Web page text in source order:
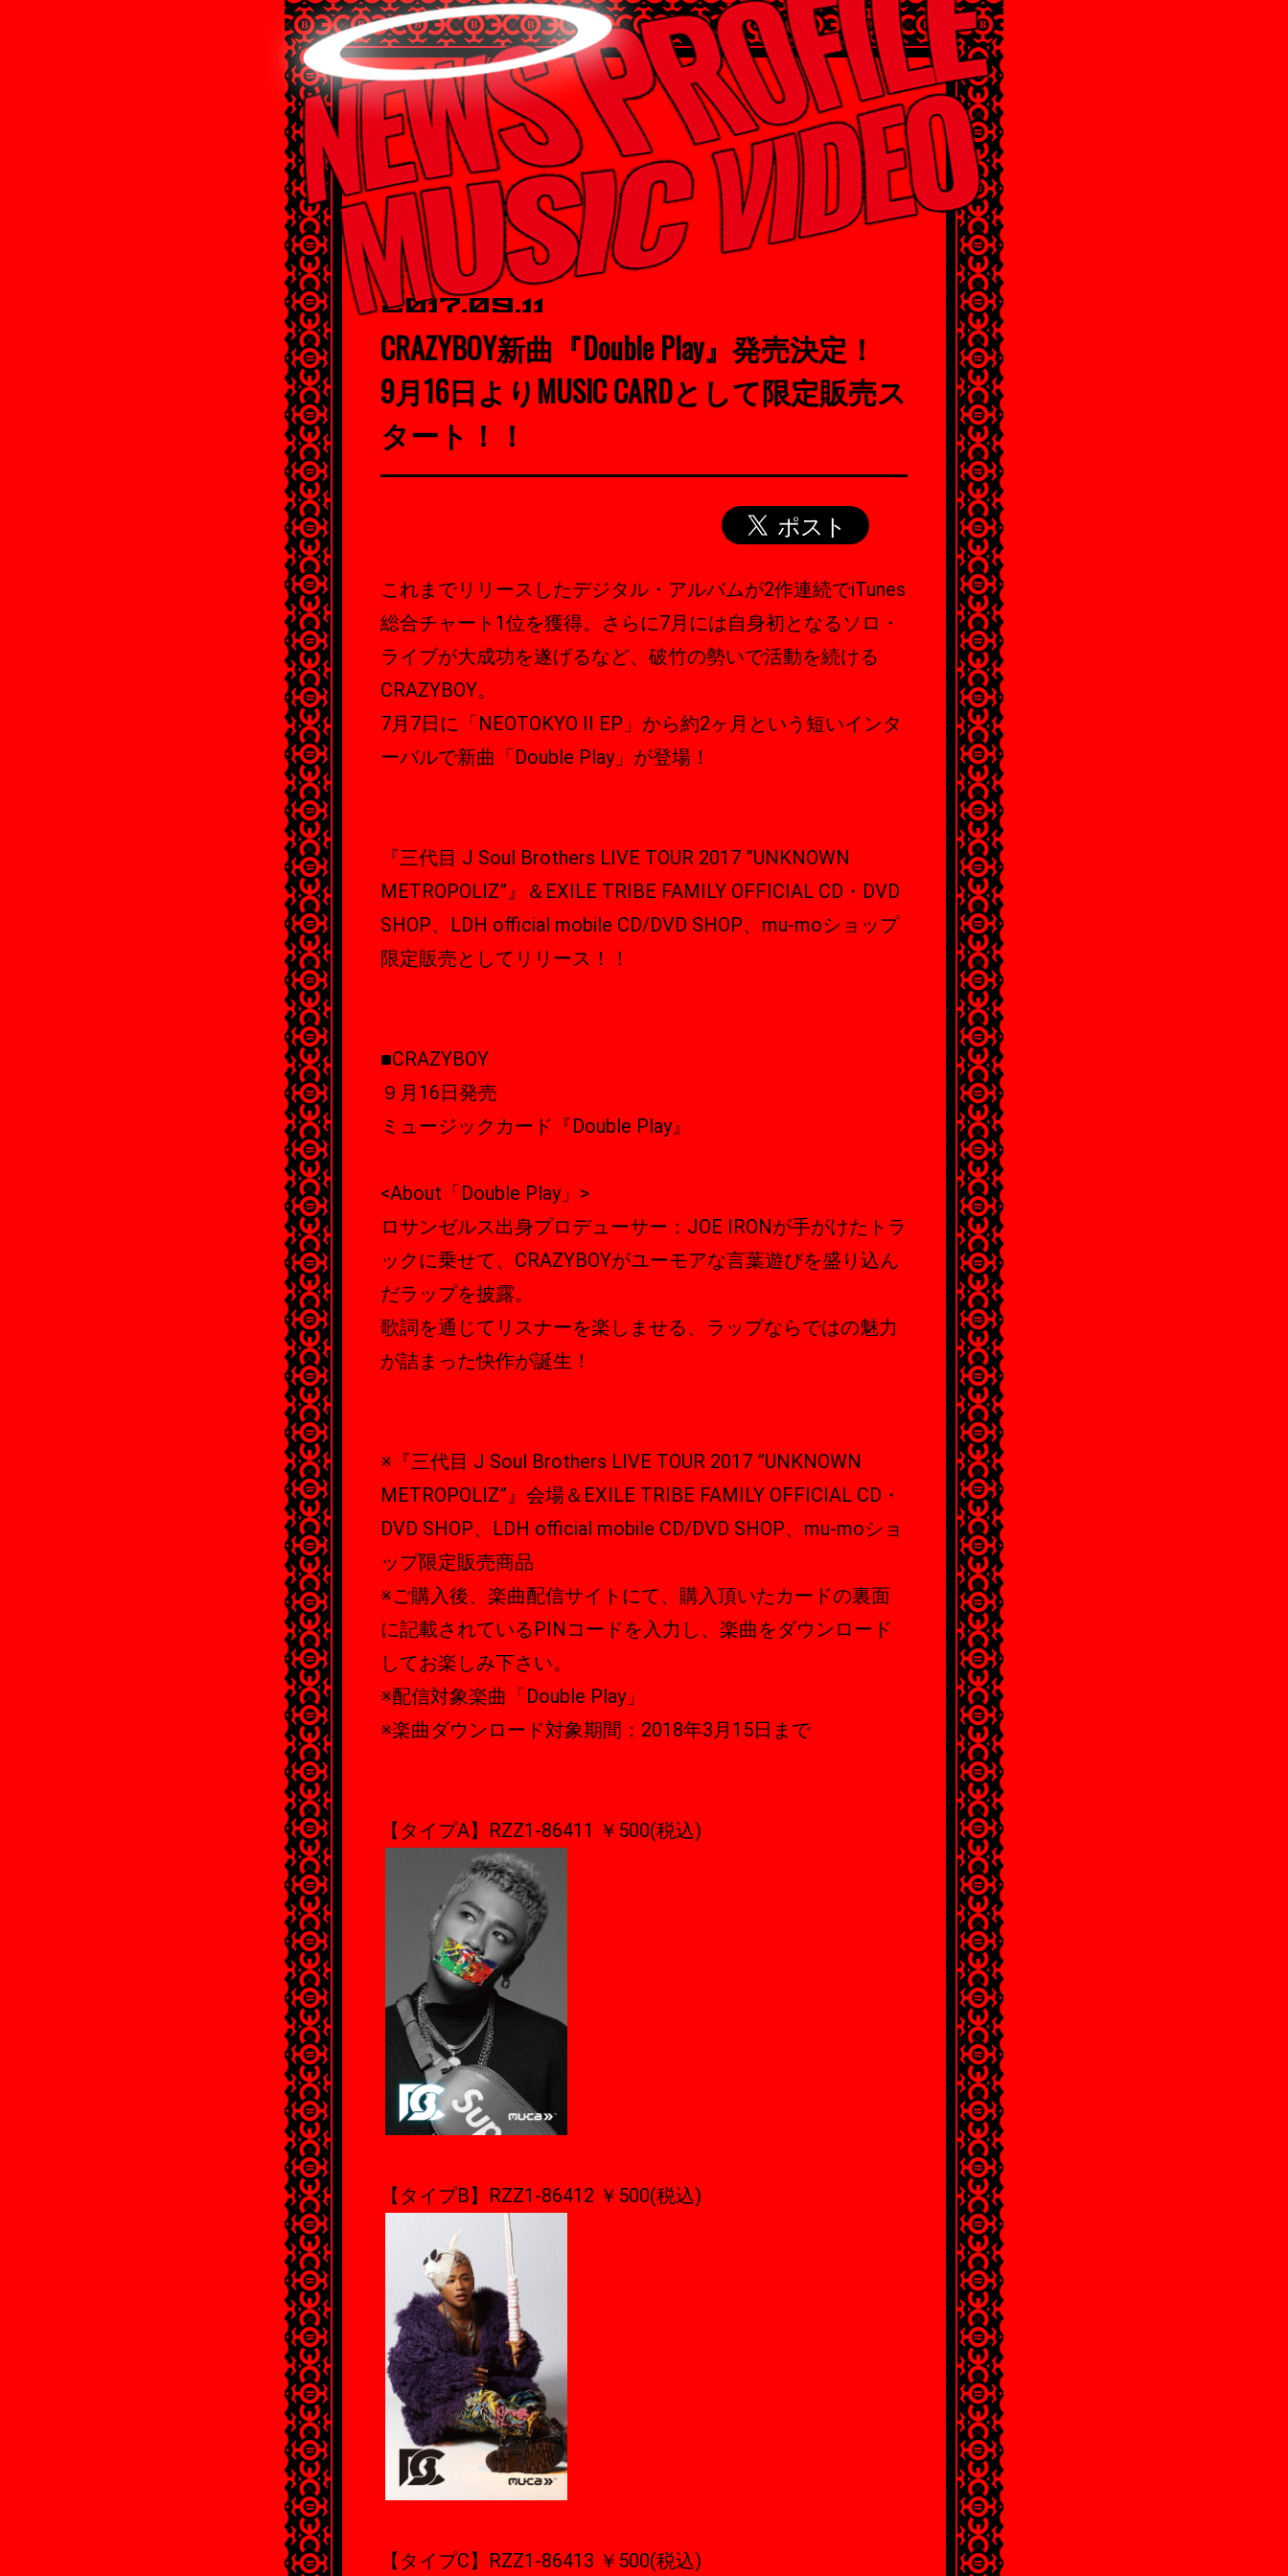
2017.09.11
CRAZYBOY新曲『Double Play』発売決定！
9月16日よりMUSIC CARDとして限定販売ス
タート！！
これまでリリースしたデジタル・アルバムが2作連続でiTunes
総合チャート1位を獲得。さらに7月には自身初となるソロ・
ライブが大成功を遂げるなど、破竹の勢いで活動を続ける
CRAZYBOY。
7月7日に「NEOTOKYO II EP」から約2ヶ月という短いインタ
ーバルで新曲「Double Play」が登場！
『三代目 J Soul Brothers LIVE TOUR 2017 ”UNKNOWN
METROPOLIZ”』＆EXILE TRIBE FAMILY OFFICIAL CD・DVD
SHOP、LDH official mobile CD/DVD SHOP、mu-moショップ
限定販売としてリリース！！
■CRAZYBOY
９月16日発売
ミュージックカード『Double Play』
<About「Double Play」>
ロサンゼルス出身プロデューサー：JOE IRONが手がけたトラ
ックに乗せて、CRAZYBOYがユーモアな言葉遊びを盛り込ん
だラップを披露。
歌詞を通じてリスナーを楽しませる、ラップならではの魅力
が詰まった快作が誕生！
※『三代目 J Soul Brothers LIVE TOUR 2017 ”UNKNOWN
METROPOLIZ”』会場＆EXILE TRIBE FAMILY OFFICIAL CD・
DVD SHOP、LDH official mobile CD/DVD SHOP、mu-moショ
ップ限定販売商品
※ご購入後、楽曲配信サイトにて、購入頂いたカードの裏面
に記載されているPINコードを入力し、楽曲をダウンロード
してお楽しみ下さい。
※配信対象楽曲「Double Play」
※楽曲ダウンロード対象期間：2018年3月15日まで
【タイプA】RZZ1-86411 ￥500(税込)
【タイプB】RZZ1-86412 ￥500(税込)
【タイプC】RZZ1-86413 ￥500(税込)